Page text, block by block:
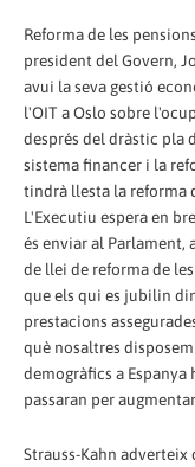
Reforma de les
president del Govern,
avui la seva gestió
l'OIT a Oslo sobre
després del dràstic pla
sistema financer i la
tindrà llesta la reforma
L'Executiu espera en
és enviar al Parlament,
de llei de reforma de
que els qui es jubilin
prestacions
què nosaltres
demogràfics a
passaran per
Strauss-Kahn